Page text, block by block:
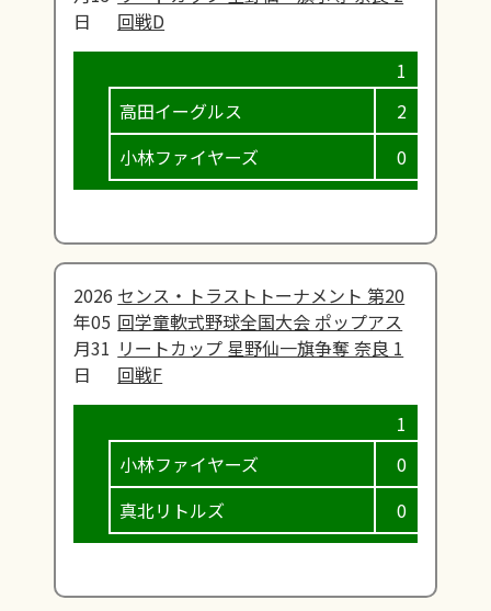
日
回戦D
高田イーグルス
小林ファイヤーズ
2
0
2026
年05
月31
日
センス・トラストトーナメント 第20
回学童軟式野球全国大会 ポップアス
リートカップ 星野仙一旗争奪 奈良 1
回戦F
小林ファイヤーズ
真北リトルズ
0
0